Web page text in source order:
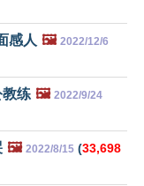
感人 🖼️ 2022/12/6
练 🖼️ 2022/9/24
🖼️ 2022/8/15 (33,698